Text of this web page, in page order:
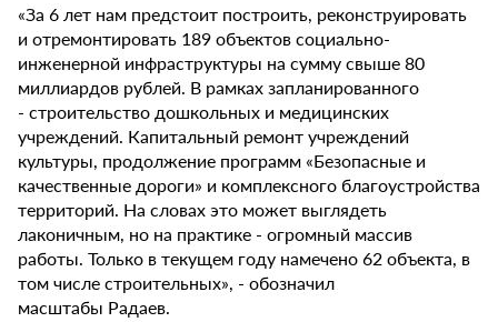
«За 6 лет нам предстоит построить, реконструировать
и отремонтировать 189 объектов социально-
инженерной инфраструктуры на сумму свыше 80
миллиардов рублей. В рамках запланированного
- строительство дошкольных и медицинских
учреждений. Капитальный ремонт учреждений
культуры, продолжение программ «Безопасные и
качественные дороги» и комплексного благоустройства
территорий. На словах это может выглядеть
лаконичным, но на практике - огромный массив
работы. Только в текущем году намечено 62 объекта, в
том числе строительных», - обозначил
масштабы Радаев.